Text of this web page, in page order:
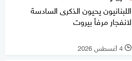
اللبنانيون يحيون الذكرى السادسة
لانفجار مرفأ بيروت
l 4 أغسطس 2026